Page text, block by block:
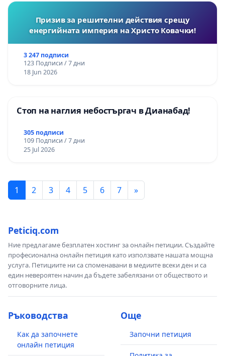
Призив за решителни действия срещу
енергийната империя на Христо Ковачки!
3 247 подписи
123 Подписи / 7 дни
18 Jun 2026
Стоп на наглия небостъргач в Дианабад!
305 подписи
109 Подписи / 7 дни
25 Jul 2026
1 2 3 4 5 6 7 »
Peticiq.com
Ние предлагаме безплатен хостинг за онлайн петиции. Създайте
професионална онлайн петиция като използвате нашата мощна
услуга. Петициите ни са споменавани в медиите всеки ден и са
един невероятен начин да бъдете забелязани от обществото и
отговорните лица.
Ръководства
Как да започнете
онлайн петиция
Още
Започни петиция